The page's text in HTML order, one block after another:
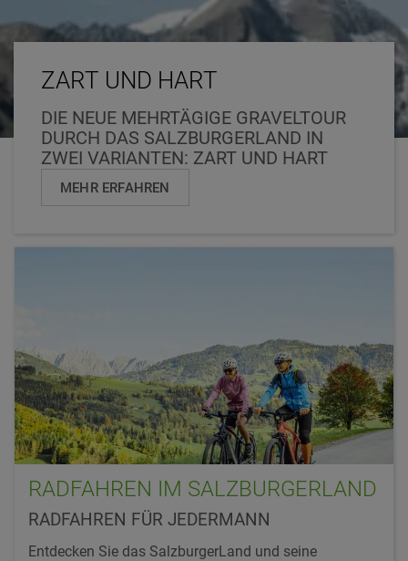
ZART UND HART
DIE NEUE MEHRTÄGIGE GRAVELTOUR
DURCH DAS SALZBURGERLAND IN
ZWEI VARIANTEN: ZART UND HART
MEHR ERFAHREN
RADFAHREN IM SALZBURGERLAND
RADFAHREN FÜR JEDERMANN
Entdecken Sie das SalzburgerLand und seine